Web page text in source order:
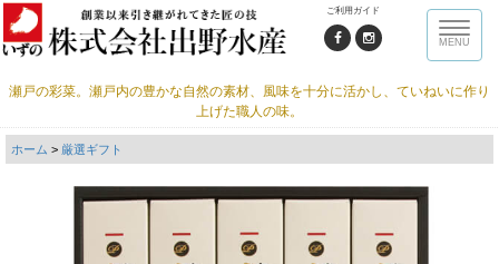
ご利用ガイド
Toggle
MENU
瀬戸の彩菜。瀬戸内の豊かな自然の素材、風味を十分に活かし、ていねいに作り
上げた職人の味。
ホーム > 厳選ギフト